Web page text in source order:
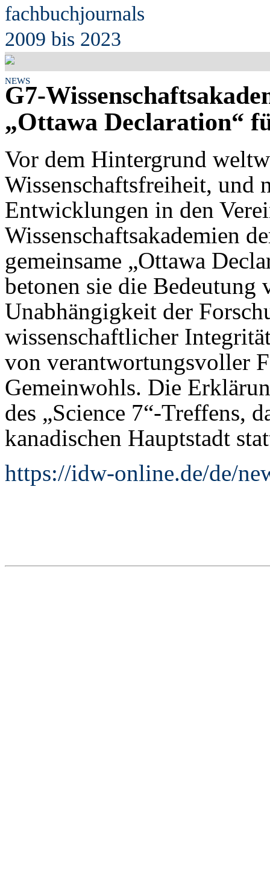
fachbuchjournals
2009 bis 2023
NEWS
G7-
„Ottawa Declaration“
Vor dem Hintergrund
Wissenschaftsfreiheit, und
Entwicklungen in den
Wissenschaftsakademien
gemeinsame „Ottawa
betonen sie die Bedeutung
Unabhängigkeit der
wissenschaftlicher
von verantwortungsvoller
Gemeinwohls. Die
des „Science 7“-Treffens,
kanadischen Hauptstadt
https://idw-online.de/de/